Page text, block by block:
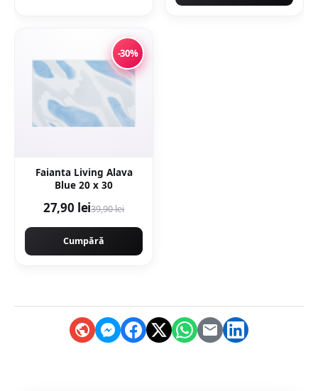
-30%
Faianta Living Alava
Blue 20 x 30
27,90 lei39,90 lei
Cumpără